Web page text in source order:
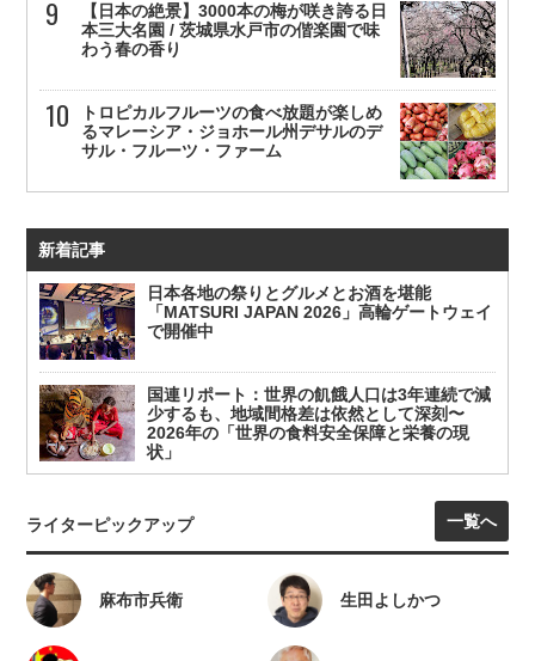
【日本の絶景】3000本の梅が咲き誇る日
本三大名園 / 茨城県水戸市の偕楽園で味
わう春の香り
トロピカルフルーツの食べ放題が楽しめ
るマレーシア・ジョホール州デサルのデ
サル・フルーツ・ファーム
新着記事
日本各地の祭りとグルメとお酒を堪能
「MATSURI JAPAN 2026」高輪ゲートウェイ
で開催中
国連リポート：世界の飢餓人口は3年連続で減
少するも、地域間格差は依然として深刻〜
2026年の「世界の食料安全保障と栄養の現
状」
ライターピックアップ 一覧へ
麻布市兵衛 生田よしかつ